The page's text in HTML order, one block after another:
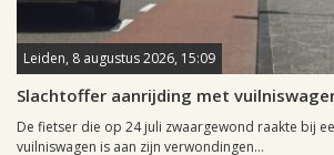
Leiden, 8 augustus 2026, 15:09
Slachtoffer aanrijding met
De fietser die op 24 juli zwaargewond raakte bij
vuilniswagen is aan zijn verwondingen...